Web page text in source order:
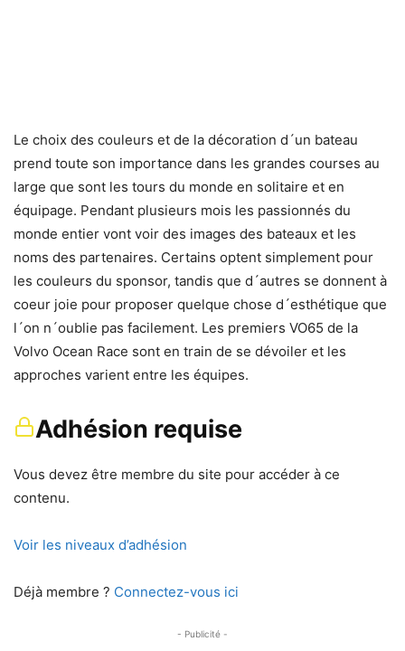
Le choix des couleurs et de la décoration d´un bateau
prend toute son importance dans les grandes courses au
large que sont les tours du monde en solitaire et en
équipage. Pendant plusieurs mois les passionnés du
monde entier vont voir des images des bateaux et les
noms des partenaires. Certains optent simplement pour
les couleurs du sponsor, tandis que d´autres se donnent à
coeur joie pour proposer quelque chose d´esthétique que
l´on n´oublie pas facilement. Les premiers VO65 de la
Volvo Ocean Race sont en train de se dévoiler et les
approches varient entre les équipes.
Adhésion requise
Vous devez être membre du site pour accéder à ce
contenu.
Voir les niveaux d’adhésion
Déjà membre ? Connectez-vous ici
- Publicité -